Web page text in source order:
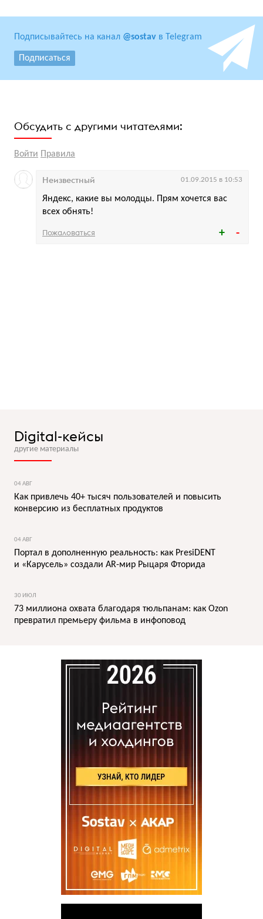
Подписывайтесь на канал @sostav в Telegram
Подписаться
Обсудить с другими читателями:
Войти Правила
Яндекс, какие вы молодцы. Прям хочется вас
всех обнять!
Неизвестный 01.09.2015 в 10:53
Пожаловаться
Digital-кейсы
другие материалы
04 АВГ
Как привлечь 40+ тысяч пользователей и повысить
конверсию из бесплатных продуктов
04 АВГ
Портал в дополненную реальность: как PresiDENT
и «Карусель» создали AR-мир Рыцаря Фторида
30 ИЮЛ
73 миллиона охвата благодаря тюльпанам: как Ozon
превратил премьеру фильма в инфоповод